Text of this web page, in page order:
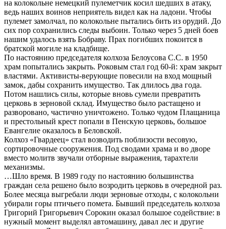
на колокольне немецкий пулеметчик косил шедших в атаку,
ведь наших воинов неприятель видел как на ладони. Чтобы
пулемет замолчал, по колокольне пытались бить из орудий. До
сих пор сохранились следы выбоин. Только через 5 дней боев
нашим удалось взять Бобраву. Прах погибших покоится в
братской могиле на кладбище.
По настоянию председателя колхоза Белоусова С.С. в 1950
храм попытались закрыть. Роковым стал год 60-й: храм закрыт
властями. Активисты-верующие повесили на вход мощный
замок, дабы сохранить имущество. Так длилось два года.
Потом нашлись силы, которые вновь сумели превратить
церковь в зерновой склад. Имущество было растащено и
разворовано, частично уничтожено. Только чудом Плащаница
и престольный крест попали в Пенскую церковь, большое
Евангелие оказалось в Беловской.
Колхоз «Гвардеец» стал возводить поблизости весовую,
сортировочные сооружения. Под сводами храма и во дворе
вместо молитв звучали отборные выражения, тарахтели
механизмы.
…Шло время. В 1989 году по настоянию большинства
граждан села решено было возродить церковь в очередной раз.
Более месяца выгребали люди зерновые отходы, с колокольни
убирали горы птичьего помета. Бывший председатель колхоза
Григорий Григорьевич Сорокин оказал большое содействие: в
нужный момент выделял автомашину, давал лес и другие